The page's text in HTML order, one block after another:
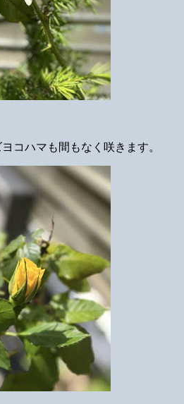
コハマも間もなく咲きます。